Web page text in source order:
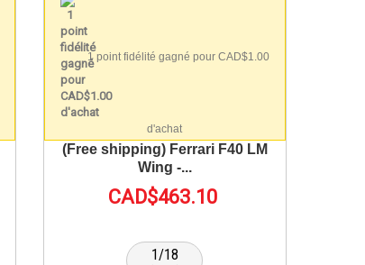
1 point fidélité gagné pour CAD$1.00
d'achat
(Free shipping) Ferrari F40 LM
Wing -...
CAD$463.10
1/18